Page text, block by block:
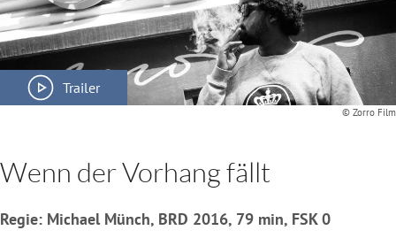
Trailer
© Zorro Film
Wenn der Vorhang fällt
Regie: Michael Münch, BRD 2016, 79 min, FSK 0